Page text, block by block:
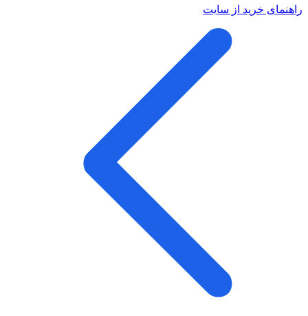
راهنمای خرید از سایت